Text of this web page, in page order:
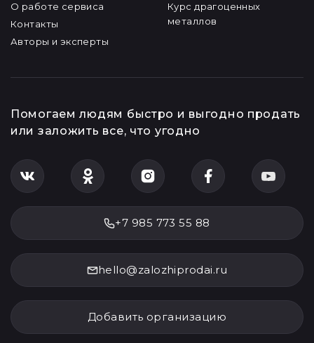
О работе сервиса
Контакты
Авторы и эксперты
Курс драгоценных
металлов
Помогаем людям быстро и выгодно продать
или заложить все, что угодно
+7 985 773 55 88
hello@zalozhiprodai.ru
Добавить организацию